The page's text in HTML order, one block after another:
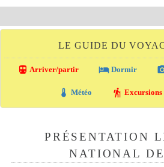
LE GUIDE DU
directions_transit Arriver/partir local_hotel Dormir
thermostat Météo hiking Excursions
PRÉSENTATION
NATIONAL